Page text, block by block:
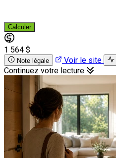
Calculer
1 564 $
Note légale Voir le site
Continuez votre lecture